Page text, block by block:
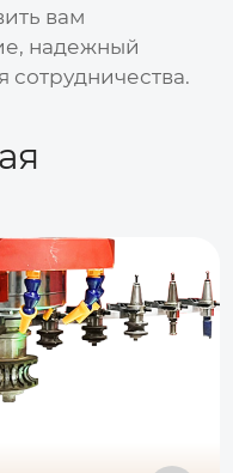
вам
надежный
сотрудничества.